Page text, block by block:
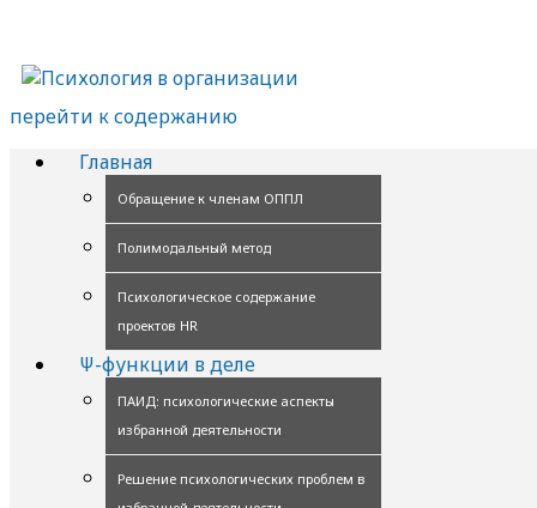
перейти к содержанию
Главная
Обращение к членам ОППЛ
Полимодальный метод
Психологическое содержание
проектов HR
Ψ-функции в деле
ПАИД: психологические аспекты
избранной деятельности
Решение психологических проблем в